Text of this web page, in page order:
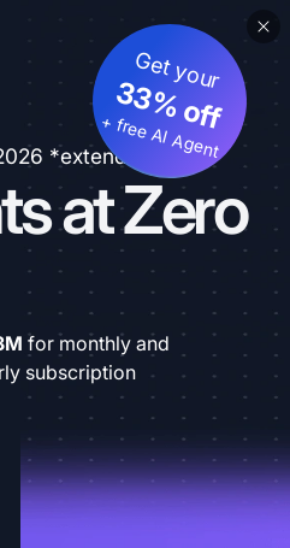
*extended
at Zero
Get your
33% off
+ free AI Agent
for monthly and
subscription